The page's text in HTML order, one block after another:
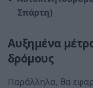
Σπάρτη)
Αυξημένα
δρόμους
Παράλληλα, θα